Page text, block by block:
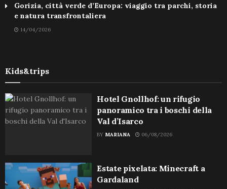
Gorizia, città verde d’Europa: viaggio tra parchi, storia
e natura transfrontaliera
14/04/2026
Kids&trips
Hotel Gnollhof: un rifugio
panoramico tra i boschi della
Val d’Isarco
BY MARIANA 06/08/2026
Estate pixelata: Minecraft a
Gardaland